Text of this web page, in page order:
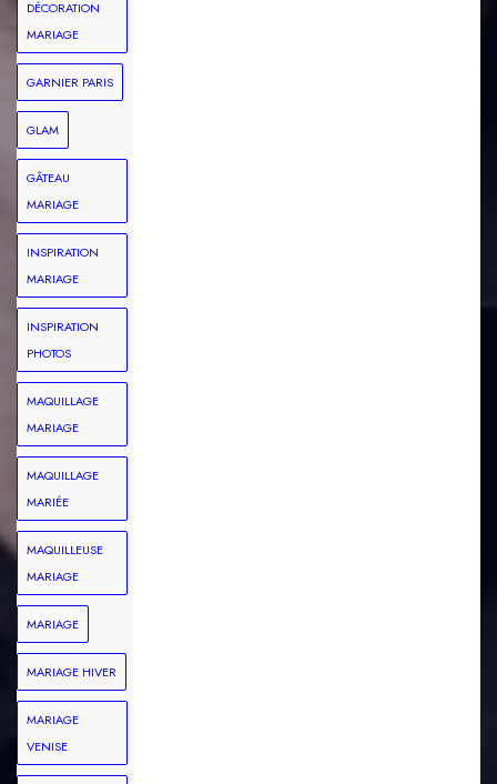
DÉCORATION
MARIAGE
GARNIER PARIS
GLAM
GÂTEAU
MARIAGE
INSPIRATION
MARIAGE
INSPIRATION
PHOTOS
MAQUILLAGE
MARIAGE
MAQUILLAGE
MARIÉE
MAQUILLEUSE
MARIAGE
MARIAGE
MARIAGE HIVER
MARIAGE
VENISE